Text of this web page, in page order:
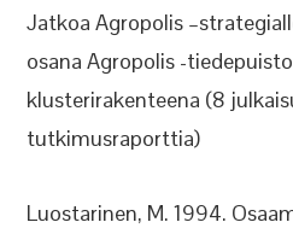
Jatkoa Agropolis
osana Agropolis -
klusterirakenteena (8
tutkimusraporttia)
Luostarinen, M. 1994.